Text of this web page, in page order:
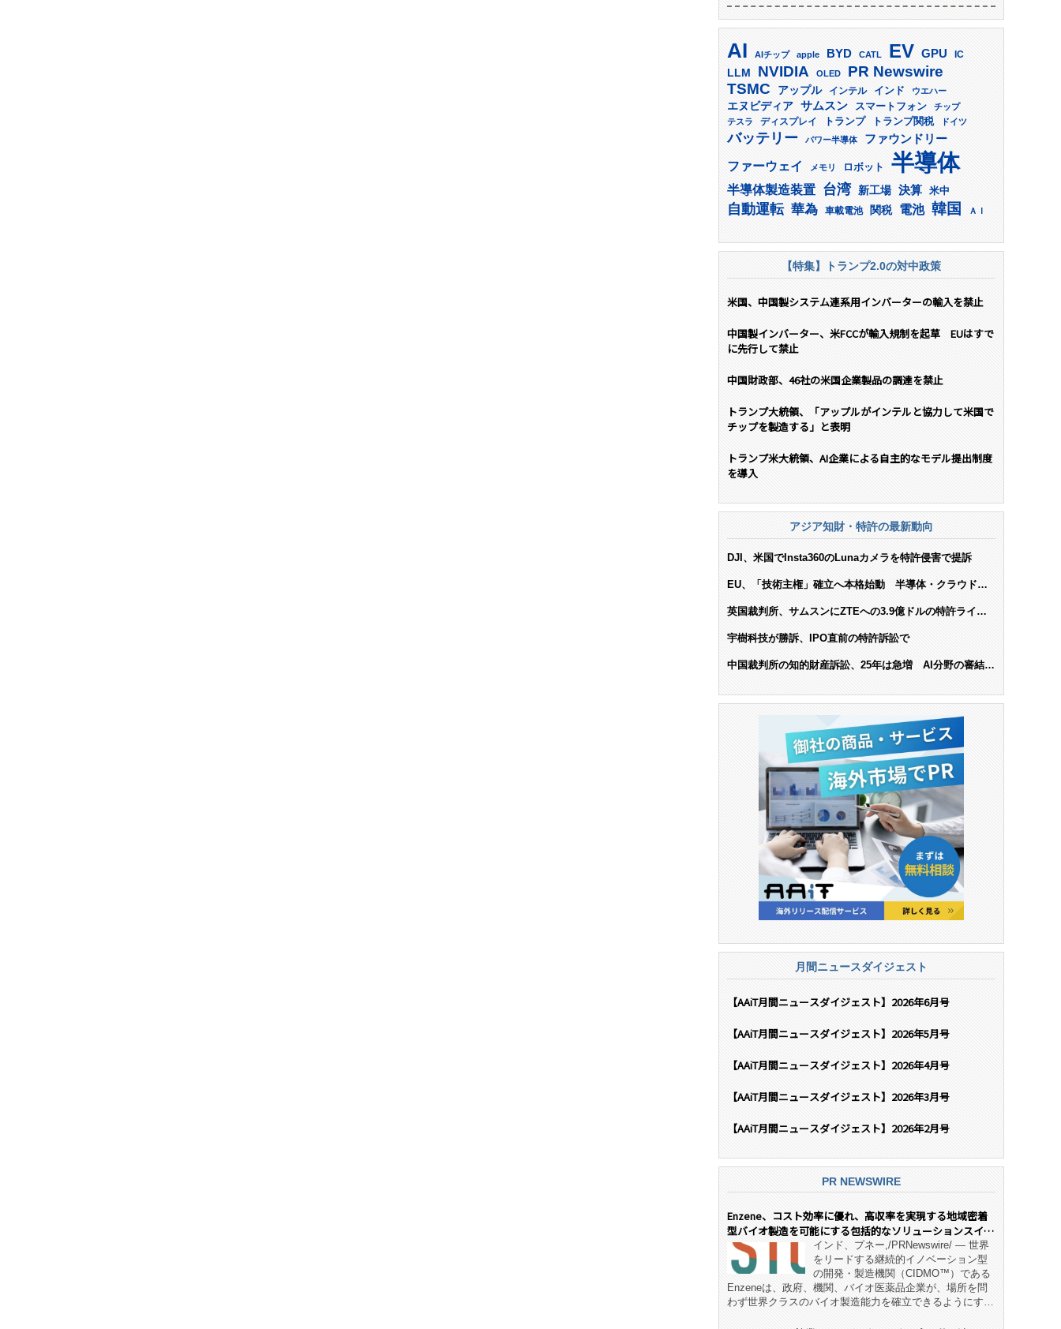
AI AIチップ apple BYD CATL EV GPU IC
LLM NVIDIA OLED PR Newswire
TSMC アップル インテル インド ウエハー
エヌビディア サムスン スマートフォン
チップ
テスラ
ディスプレイ トランプ トランプ関税 ドイツ
バッテリー パワー半導体 ファウンドリー
ファーウェイ メモリ ロボット 半導体
半導体製造装置 台湾 新工場 決算 米中
自動運転 華為 車載電池 関税 電池 韓国 ＡＩ
【特集】トランプ2.0の対中政策
米国、中国製システム連系用インバーターの輸入を禁止
中国製インバーター、米FCCが輸入規制を起草 EUはすで
に先行して禁止
中国財政部、46社の米国企業製品の調達を禁止
トランプ大統領、「アップルがインテルと協力して米国で
チップを製造する」と表明
トランプ米大統領、AI企業による自主的なモデル提出制度
を導入
アジア知財・特許の最新動向
DJI、米国でInsta360のLunaカメラを特許侵害で提訴
EU、「技術主権」確立へ本格始動 半導体・クラウド・
英国裁判所、サムスンにZTEへの3.9億ドルの特許ライセ
宇樹科技が勝訴、IPO直前の特許訴訟で
中国裁判所の知的財産訴訟、25年は急増 AI分野の審結件
月間ニュースダイジェスト
【AAiT月間ニュースダイジェスト】2026年6月号
【AAiT月間ニュースダイジェスト】2026年5月号
【AAiT月間ニュースダイジェスト】2026年4月号
【AAiT月間ニュースダイジェスト】2026年3月号
【AAiT月間ニュースダイジェスト】2026年2月号
PR NEWSWIRE
Enzene、コスト効率に優れ、高収率を実現する地域密着
型バイオ製造を可能にする包括的なソリューションスイー
ト「NeX™」 をリリースインド、プネー,/PRNewswire/ — 世界
をリードする継続的イノベーション型
の開発・製造機関（CIDMO™）である
Enzeneは、政府、機関、バイオ医薬品企業が、場所を問
わず世界クラスのバイオ製造能力を確立できるようにす